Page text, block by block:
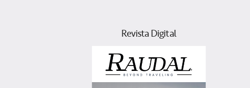
Revista Digital